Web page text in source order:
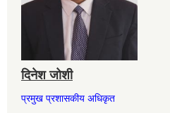
दिनेश जोशी
प्रमुख प्रशासकीय अधिकृत